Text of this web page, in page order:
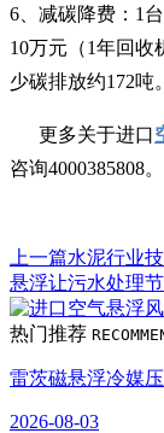
6、减碳降费：1
10万元（1年回收
少碳排放约172吨。
更多关于进口
咨询4000385808。
上一篇水泥行业
悬浮让污水处理
热门推荐
雷茨磁悬浮冷媒
2026-08-03